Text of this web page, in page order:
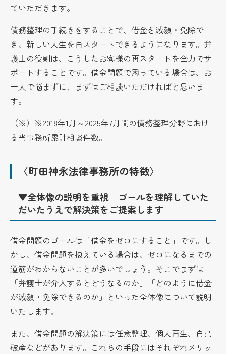
ていただきます。
債務整理の手続きをすることで、借金を減額・免除で
き、新しい人生を再スタートできるようになります。弁
護士の役割は、こうしたお客様の再スタートを全力でサ
ポートすることです。借金問題で困っている場合は、お
一人で悩まずに、まずはご相談いただければと思いま
す。
（※）※2018年1月～2025年7月間の債務整理分野におけ
る当事務所累計相談件数。
〈町田神永法律事務所の特徴〉
▼全体像の説明を重視｜ゴールを理解していた
だいたうえで解決策をご提案します
借金問題のゴールは「借金をゼロにすること」です。し
かし、借金問題を抱えている場合は、ゼロになるまでの
道筋がわからないことが多いでしょう。そこでまずは
「弁護士が介入するとどうなるのか」「どのように借金
が減額・免除できるのか」といった全体像について説明
いたします。
また、借金問題の解決策には任意整理、個人再生、自己
破産などがあります。これらの手段にはそれぞれメリッ